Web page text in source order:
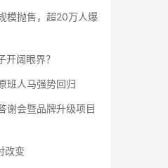
模抛售，超20万人爆
开阔眼界？
班人马强势回归
谢会暨品牌升级项目
改变